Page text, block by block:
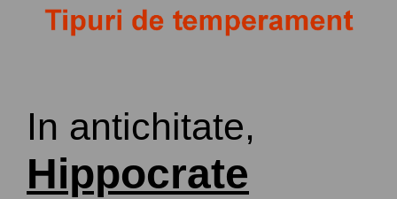
In antichitate,
Hippocrate